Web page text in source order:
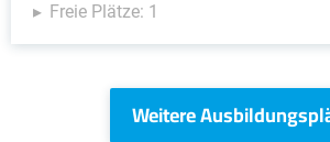
Freie Plätze: 1
Weitere